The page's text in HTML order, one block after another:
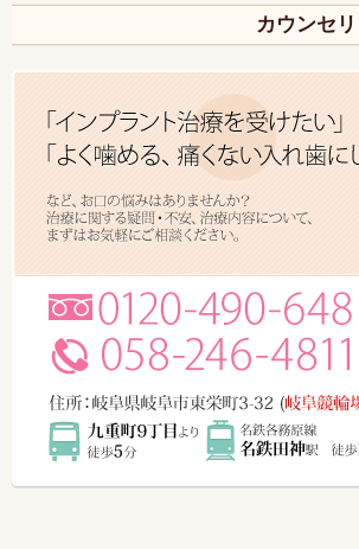
カウンセ